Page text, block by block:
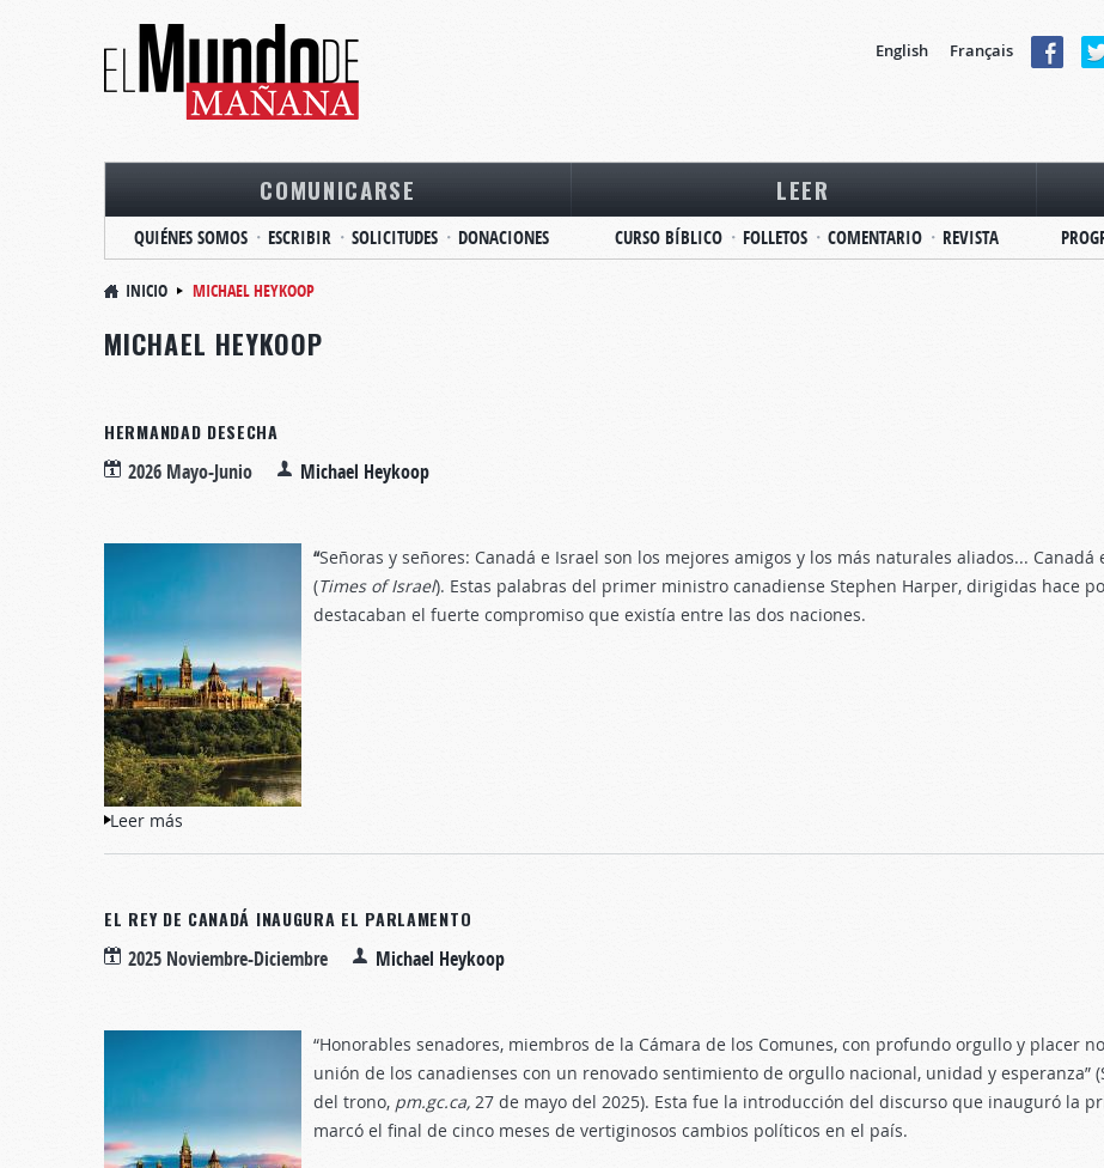
English Français
COMUNICARSE
QUIÉNES SOMOS ESCRIBIR SOLICITUDES DONACIONES
LEER
CURSO BÍBLICO FOLLETOS COMENTARIO REVISTA
INICIO MICHAEL HEYKOOP
MICHAEL HEYKOOP
HERMANDAD DESECHA
2026 Mayo-Junio Michael Heykoop
“Señoras y señores: Canadá e Israel son los mejores amigos y los más naturales aliados...
(Times of Israel). Estas palabras del primer ministro canadiense Stephen Harper, dirigidas hace
destacaban el fuerte compromiso que existía entre las dos naciones.
Leer más
EL REY DE CANADÁ INAUGURA EL PARLAMENTO
2025 Noviembre-Diciembre Michael Heykoop
“Honorables senadores, miembros de la Cámara de los Comunes, con profundo orgullo y placer
unión de los canadienses con un renovado sentimiento de orgullo nacional, unidad y esperanza”
del trono, pm.gc.ca, 27 de mayo del 2025). Esta fue la introducción del discurso que inauguró la
marcó el final de cinco meses de vertiginosos cambios políticos en el país.